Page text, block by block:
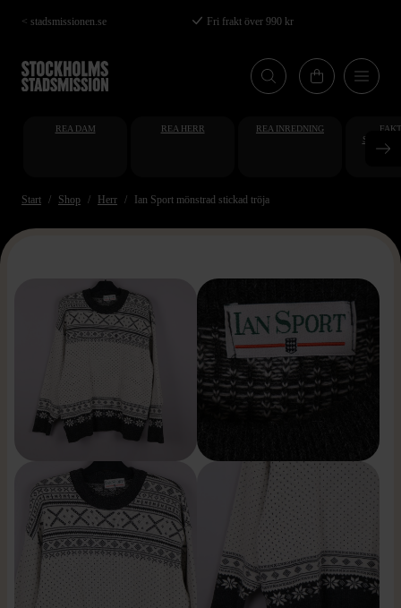
Hoppa
till
huvudinnehåll
< stadsmissionen.se Fri frakt över 990 kr
REA DAM REA HERR REA INREDNING
Start Shop Herr Ian Sport mönstrad stickad tröja